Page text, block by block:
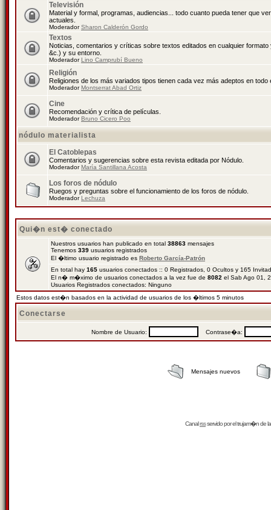
Televisión
Material y formal, programas, audiencias... todo cuanto pueda tener que
actuales.
ModeradorSharon Calderón Gordo
Textos
Noticias, comentarios y críticas sobre textos editados en cualquier
&c.) y su entorno.
ModeradorLino Camprubí Bueno
Religión
Religiones de los más variados tipos tienen cada vez más adeptos en todo
ModeradorMontserrat Abad Ortiz
Cine
Recomendación y crítica de películas.
ModeradorBruno Cicero Poo
nódulo materialista
El Catoblepas
Comentarios y sugerencias sobre esta revista editada por Nódulo.
ModeradorMaría Santillana Acosta
Los foros de nódulo
Ruegos y preguntas sobre el funcionamiento de los foros de nódulo.
ModeradorLechuza
Qui�n est� conectado
Nuestros usuarios han publicado en total 38863 mensajes
Tenemos 339 usuarios registrados
El �ltimo usuario registrado es Roberto García-Patrón
En total hay 165 usuarios conectados :: 0 Registrados, 0 Ocultos y 165
El n� m�ximo de usuarios conectados a la vez fue de 8082 el Sab Ago 01,
Usuarios Registrados conectados: Ninguno
Estos datos est�n basados en la actividad de usuarios de los �ltimos 5 minutos
Conectarse
Nombre de Usuario: Contrase�a:
Mensajes nuevos
Canalrssservido por eltrujam�nde